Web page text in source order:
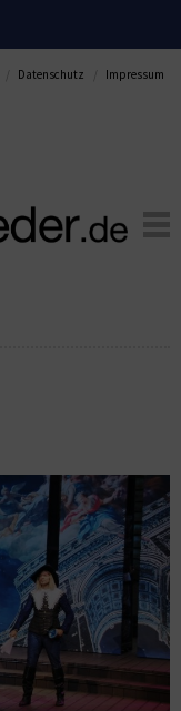
Datenschutz Impressum